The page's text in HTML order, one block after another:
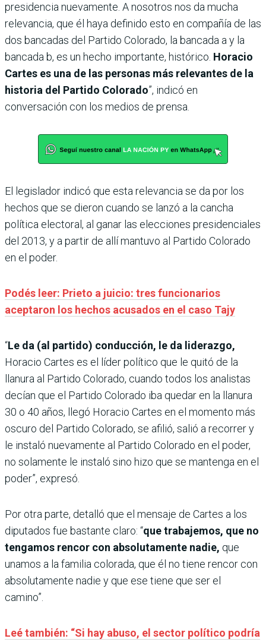
presidencia nuevamente. A nosotros nos da mucha
relevancia, que él haya definido esto en compañía de las
dos bancadas del Partido Colorado, la bancada a y la
bancada b, es un hecho importante, histórico. Horacio
Cartes es una de las personas más relevantes de la
historia del Partido Colorado”, indicó en
conversación con los medios de prensa.
El legislador indicó que esta relevancia se da por los
hechos que se dieron cuando se lanzó a la cancha
política electoral, al ganar las elecciones presidenciales
del 2013, y a partir de allí mantuvo al Partido Colorado
en el poder.
Podés leer: Prieto a juicio: tres funcionarios
aceptaron los hechos acusados en el caso Tajy
“Le da (al partido) conducción, le da liderazgo,
Horacio Cartes es el líder político que le quitó de la
llanura al Partido Colorado, cuando todos los analistas
decían que el Partido Colorado iba quedar en la llanura
30 o 40 años, llegó Horacio Cartes en el momento más
oscuro del Partido Colorado, se afilió, salió a recorrer y
le instaló nuevamente al Partido Colorado en el poder,
no solamente le instaló sino hizo que se mantenga en el
poder”, expresó.
Por otra parte, detalló que el mensaje de Cartes a los
diputados fue bastante claro: “que trabajemos, que no
tengamos rencor con absolutamente nadie, que
unamos a la familia colorada, que él no tiene rencor con
absolutamente nadie y que ese tiene que ser el
camino”.
Leé también: “Si hay abuso, el sector político podría